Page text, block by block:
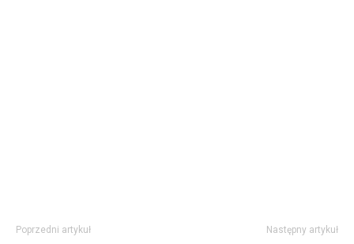
Poprzedni artykuł Następny artykuł